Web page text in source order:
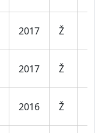
2017 Ž
2017 Ž
2016 Ž